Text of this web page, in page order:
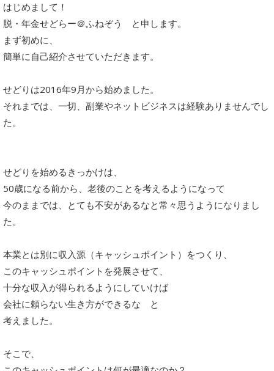
はじめまして！
脱・年金せどらー＠ふねぞう と申します。
まず初めに、
簡単に自己紹介させていただきます。
せどりは2016年9月から始めました。
それまでは、一切、副業やネットビジネスは経験ありませんでし
た。
せどりを始めるきっかけは、
50歳になる前から、老後のことを考えるようになって
今のままでは、とても不安があるなと常々思うようになりまし
た。
本業とは別に収入源（キャッシュポイント）をつくり、
このキャッシュポイントを発展させて、
十分な収入が得られるようにしていけば
会社に頼らない生き方ができるな と
考えました。
そこで、